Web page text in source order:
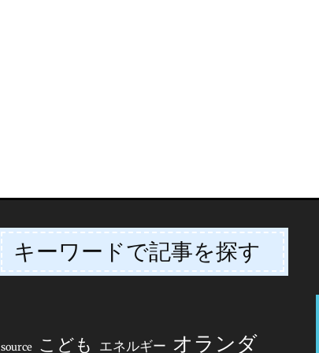
キーワードで記事を探す
source こども エネルギー オランダ